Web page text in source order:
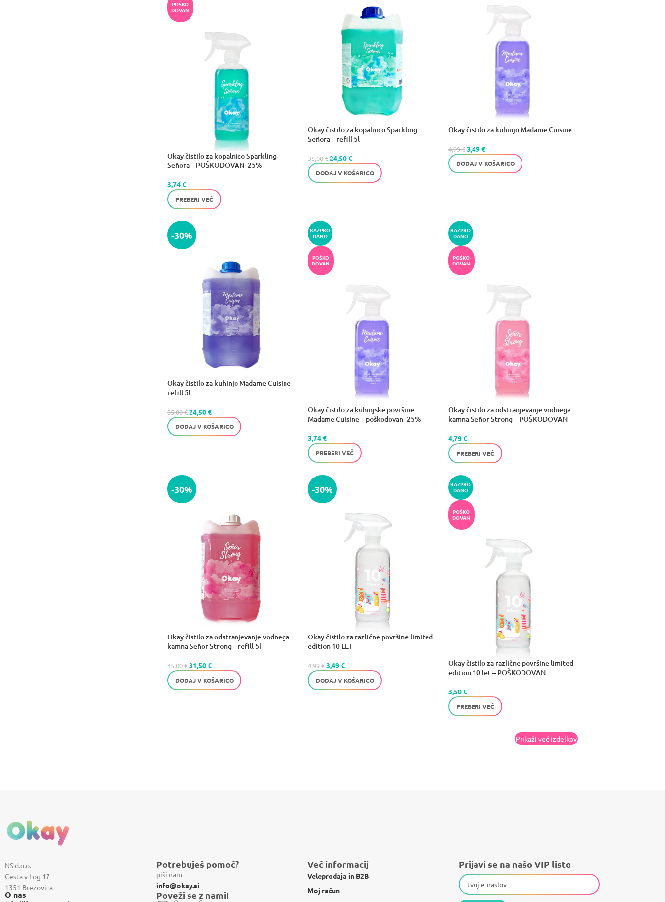
POŠKO
DOVAN
Okay čistilo za kopalnico Sparkling
Señora – POŠKODOVAN -25%
3,74€
PREBERI VEČ
Okay čistilo za kopalnico Sparkling
Señora – refill 5l
35,00€24,50€
DODAJ V KOŠARICO
Okay čistilo za kuhinjo Madame Cuisine
4,99€3,49€
DODAJ V KOŠARICO
-30%
Okay čistilo za kuhinjo Madame Cuisine –
refill 5l
35,00€ 24,50€
DODAJ V KOŠARICO
RAZPRO
DANO
POŠKO
DOVAN
Okay čistilo za kuhinjske površine
Madame Cuisine – poškodovan -25%
3,74€
PREBERI VEČ
RAZPRO
DANO
POŠKO
DOVAN
Okay čistilo za odstranjevanje vodnega
kamna Señor Strong – POŠKODOVAN
4,79€
PREBERI VEČ
-30%
Okay čistilo za odstranjevanje vodnega
kamna Señor Strong – refill 5l
45,00€ 31,50€
DODAJ V KOŠARICO
-30%
Okay čistilo za različne površine limited
edition 10 LET
4,99€3,49€
DODAJ V KOŠARICO
RAZPRO
DANO
POŠKO
DOVAN
Okay čistilo za različne površine limited
edition 10 let – POŠKODOVAN
3,50€
PREBERI VEČ
Prikaži več izdelkov
NS d.o.o.
Cesta v Log 17
1351 Brezovica
O nas
Potrebuješ pomoč?
piši nam
info@okay.si
Poveži se z nami!
Več informacij
Veleprodaja in B2B
Moj račun
Prijavi se na našo VIP listo